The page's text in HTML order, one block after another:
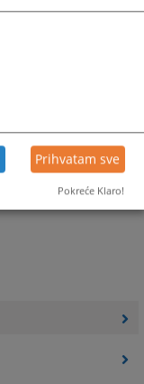
Prihvatam sve
Pokreće Klaro!